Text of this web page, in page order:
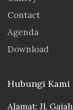
Contact
Agenda
Download
Hubungi Kami
Alamat: Jl.